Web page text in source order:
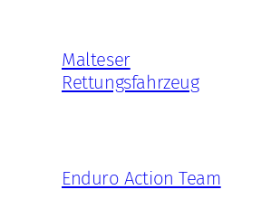
Malteser
Rettungsfahrzeug
Enduro Action Team